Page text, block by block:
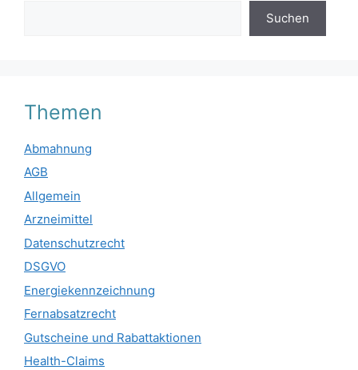
Suchen
Themen
Abmahnung
AGB
Allgemein
Arzneimittel
Datenschutzrecht
DSGVO
Energiekennzeichnung
Fernabsatzrecht
Gutscheine und Rabattaktionen
Health-Claims